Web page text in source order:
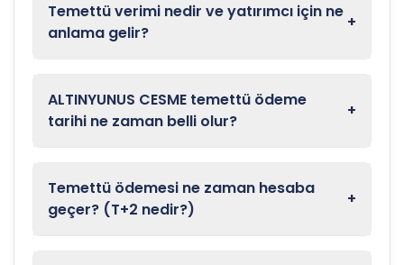
Temettü verimi nedir ve yatırımcı için ne
anlama gelir?
+
ALTINYUNUS CESME temettü ödeme
tarihi ne zaman belli olur?
+
Temettü ödemesi ne zaman hesaba
geçer? (T+2 nedir?)
+